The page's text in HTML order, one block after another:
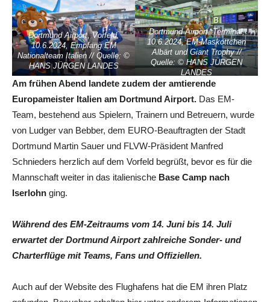
Dortmund Airport, Vorfeld,
10.6.2024, Empfang EM
Nationalteam Italien // Quelle: ©
HANS JÜRGEN LANDES
Dortmund Airport, Terminal,
10.6.2024, EM-Maskottchen
Albärt und Giant Trophy //
Quelle: © HANS JÜRGEN
LANDES
Am frühen Abend landete zudem der amtierende
Europameister Italien am Dortmund Airport. Das EM-
Team, bestehend aus Spielern, Trainern und Betreuern, wurde
von Ludger van Bebber, dem EURO-Beauftragten der Stadt
Dortmund Martin Sauer und FLVW-Präsident Manfred
Schnieders herzlich auf dem Vorfeld begrüßt, bevor es für die
Mannschaft weiter in das italienische Base Camp nach
Iserlohn ging.
Während des EM-Zeitraums vom 14. Juni bis 14. Juli
erwartet der Dortmund Airport zahlreiche Sonder- und
Charterflüge mit Teams, Fans und Offiziellen.
Auch auf der Website des Flughafens hat die EM ihren Platz